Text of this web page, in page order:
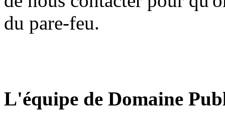
du pare-feu.
L'équipe de Domaine